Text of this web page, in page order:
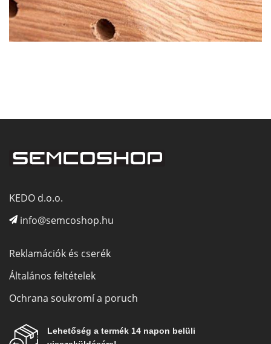
KEDO d.o.o.
info@semcoshop.hu
Reklamációk és cserék
Általános feltételek
Ochrana soukromí a poruch
Lehetőség a termék 14 napon belüli